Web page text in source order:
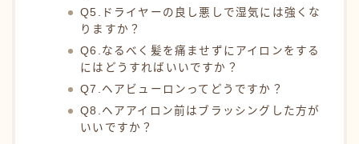
Q5.ドライヤーの良し悪しで湿気には強くな
りますか？
Q6.なるべく髪を痛ませずにアイロンをする
にはどうすればいいですか？
Q7.ヘアビューロンってどうですか？
Q8.ヘアアイロン前はブラッシングした方が
いいですか？